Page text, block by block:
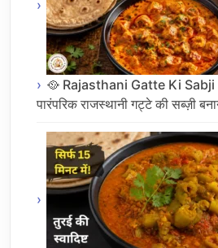
🥘 Rajasthani Gatte Ki Sabji
पारंपरिक राजस्थानी गट्टे की सब्ज़ी